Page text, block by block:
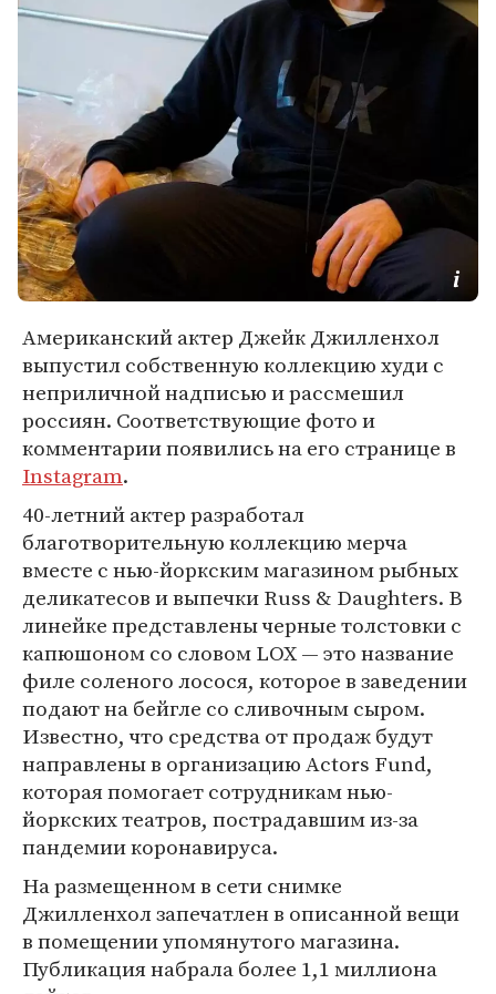
Американский актер Джейк Джилленхол
выпустил собственную коллекцию худи с
неприличной надписью и рассмешил
россиян. Соответствующие фото и
комментарии появились на его странице в
Instagram.
40-летний актер разработал
благотворительную коллекцию мерча
вместе с нью-йоркским магазином рыбных
деликатесов и выпечки Russ & Daughters. В
линейке представлены черные толстовки с
капюшоном со словом LOX — это название
филе соленого лосося, которое в заведении
подают на бейгле со сливочным сыром.
Известно, что средства от продаж будут
направлены в организацию Actors Fund,
которая помогает сотрудникам нью-
йоркских театров, пострадавшим из-за
пандемии коронавируса.
На размещенном в сети снимке
Джилленхол запечатлен в описанной вещи
в помещении упомянутого магазина.
Публикация набрала более 1,1 миллиона